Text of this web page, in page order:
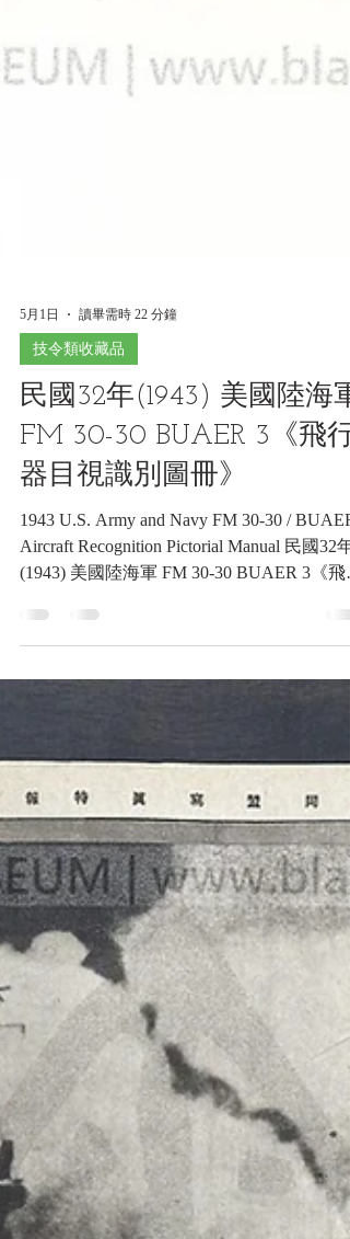
5月1日 讀畢需時 22 分鐘
技令類收藏品
民國32年(1943) 美國陸海軍
FM 30-30 BUAER 3《飛行
器目視識別圖冊》
1943 U.S. Army and Navy FM 30-30 /
(1943) 美國陸海軍 FM 30-30 BUAER 3《飛行
器目視識別圖冊》《Black Water Museum
物名稱： 民國32年(1943) 美國陸海軍 FM 30-
BUAER 3 Aircraft Recognition Pictorial Manual
發行日期： 民國32年(1943)4月1日（陸軍部
版） / 民國32年(1943)6月（海軍部版） 文物
作者： 美國戰爭部 (War Department) 與 美國
海軍部航空局 (Navy Department Bureau of
Aeronautics) 聯合編纂 發行地點： 美國華盛
特區 (U.S.A. Wash